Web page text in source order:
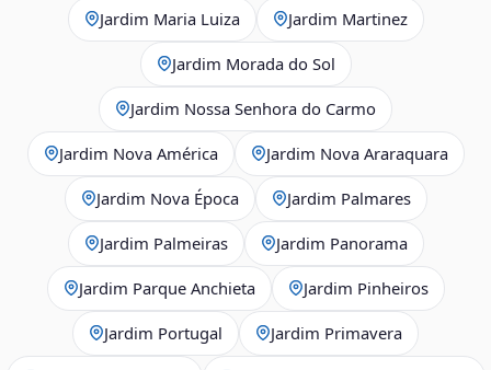
Jardim Maria Luiza Jardim Martinez
Jardim Morada do Sol
Jardim Nossa Senhora do Carmo
Jardim Nova América Jardim Nova Araraquara
Jardim Nova Época Jardim Palmares
Jardim Palmeiras Jardim Panorama
Jardim Parque Anchieta Jardim Pinheiros
Jardim Portugal Jardim Primavera